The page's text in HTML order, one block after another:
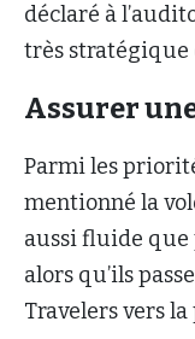
déclaré à
très stratégique
Assurer
Parmi les
mentionné la
aussi fluide que
alors qu’ils
Travelers vers